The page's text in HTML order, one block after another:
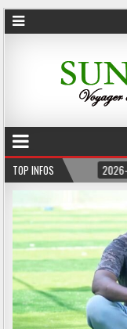
TOP INFOS 2026-06-30